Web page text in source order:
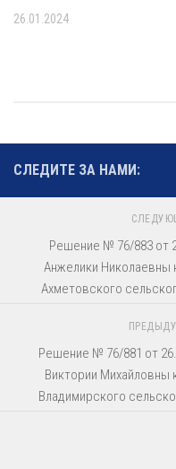
26.01.2024
СЛЕДИТЕ ЗА НАМИ:
Решение № 76/883 от
Анжелики Николаевны
Ахметовского
Решение № 76/881 от
Виктории Михайловны
Владимирского